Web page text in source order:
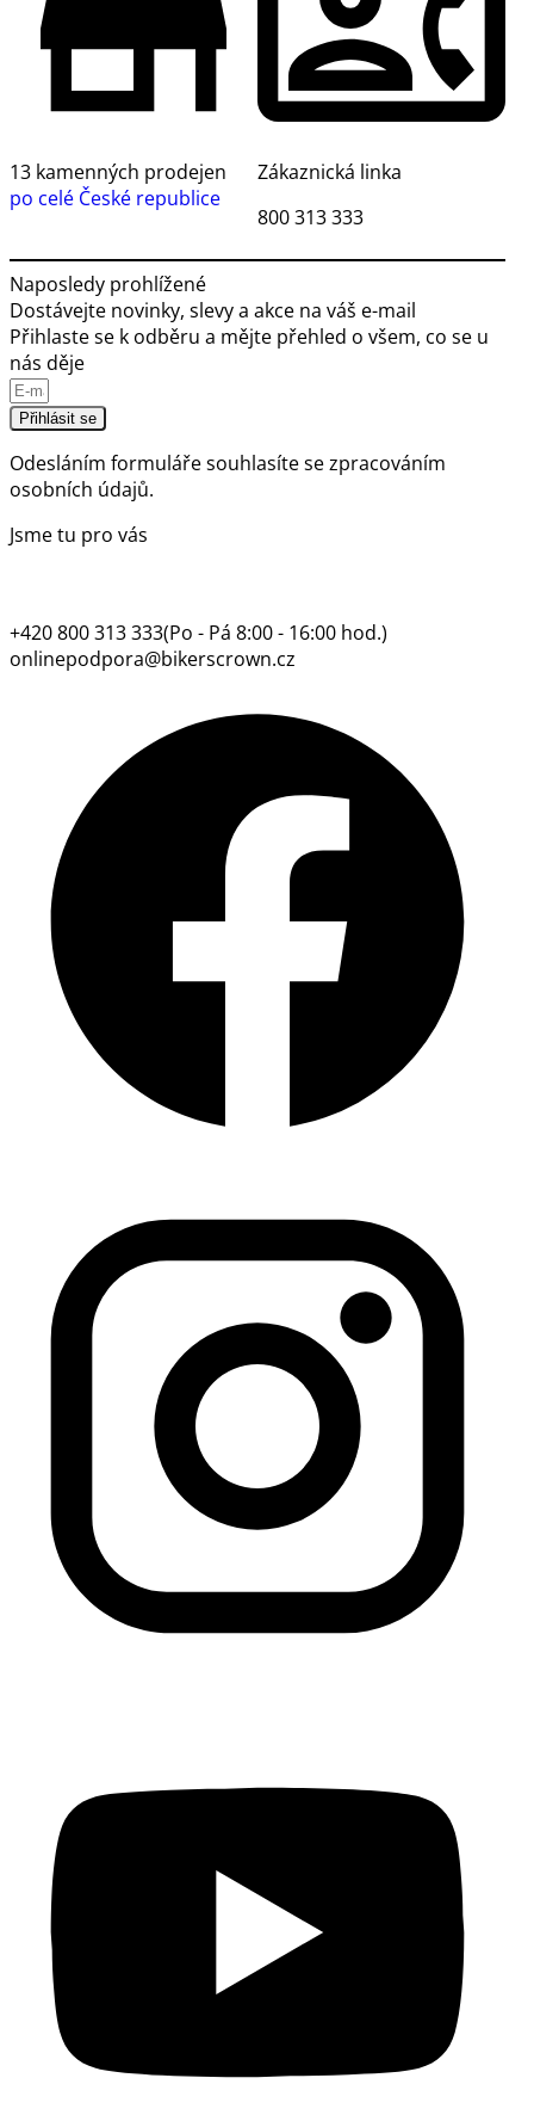
13 kamenných prodejen
po celé České republice
Zákaznická linka
800 313 333
Naposledy prohlížené
Dostávejte novinky, slevy a akce na váš e-mail
Přihlaste se k odběru a mějte přehled o všem, co se u
nás děje
Přihlásit se
Odesláním formuláře souhlasíte sezpracováním
osobních údajů.
Jsme tu pro vás
+420 800 313 333(Po - Pá 8:00 - 16:00 hod.)
onlinepodpora@bikerscrown.cz